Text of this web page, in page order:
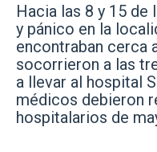
Hacia las 8 y 15
y pánico en la
encontraban cerca
socorrieron a las
a llevar al hospital
médicos debieron
hospitalarios de